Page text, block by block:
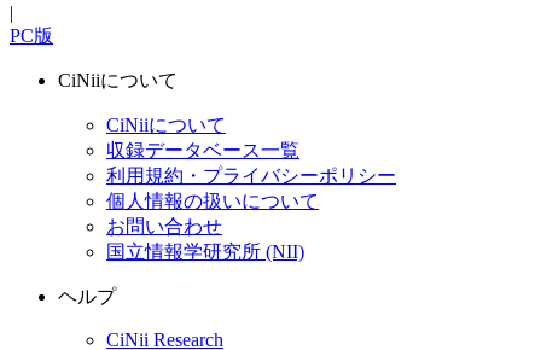
|
PC版
CiNiiについて
CiNiiについて
収録データベース一覧
利用規約・プライバシーポリシー
個人情報の扱いについて
お問い合わせ
国立情報学研究所 (NII)
ヘルプ
CiNii Research